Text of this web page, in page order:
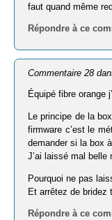
faut quand même
Répondre à ce
Commentaire 28
Équipé fibre orange
Le principe de la
firmware c’est le
demander si la box
J’ai laissé mal belle
Pourquoi ne pas
Et arrêtez de bridez
Répondre à ce